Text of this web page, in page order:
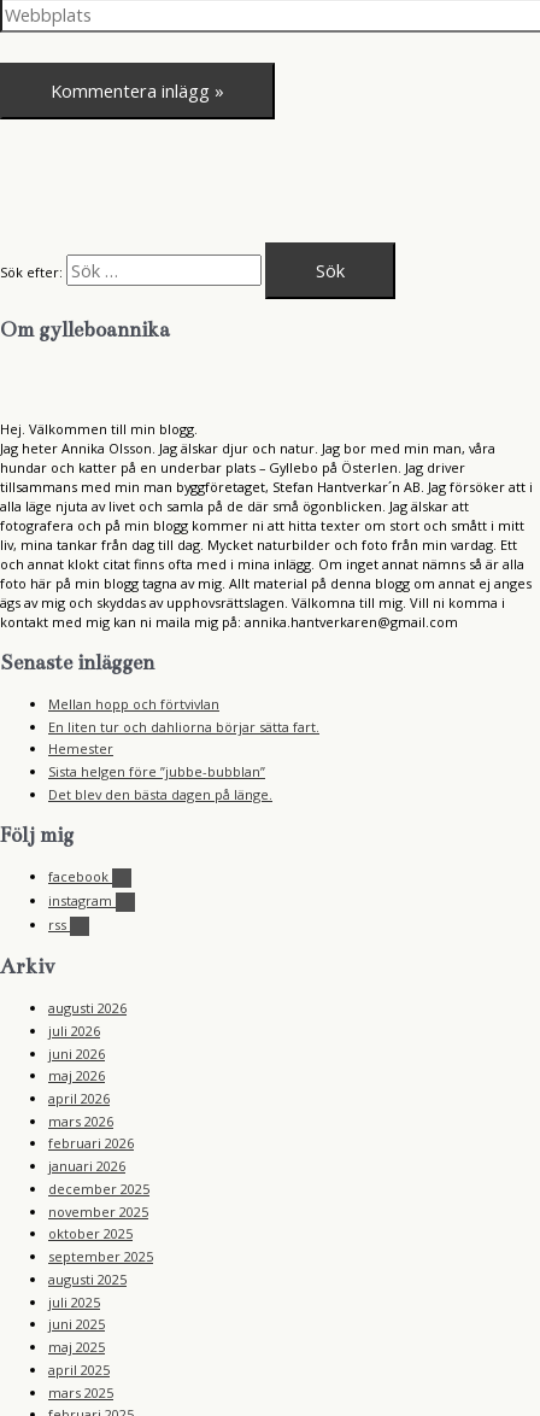
Sök efter:
Om gylleboannika
Hej. Välkommen till min blogg.
Jag heter Annika Olsson. Jag älskar djur och natur. Jag bor med min man, våra
hundar och katter på en underbar plats – Gyllebo på Österlen. Jag driver
tillsammans med min man byggföretaget, Stefan Hantverkar´n AB. Jag försöker att i
alla läge njuta av livet och samla på de där små ögonblicken. Jag älskar att
fotografera och på min blogg kommer ni att hitta texter om stort och smått i mitt
liv, mina tankar från dag till dag. Mycket naturbilder och foto från min vardag. Ett
och annat klokt citat finns ofta med i mina inlägg. Om inget annat nämns så är alla
foto här på min blogg tagna av mig. Allt material på denna blogg om annat ej anges
ägs av mig och skyddas av upphovsrättslagen. Välkomna till mig. Vill ni komma i
kontakt med mig kan ni maila mig på: annika.hantverkaren@gmail.com
Senaste inläggen
Mellan hopp och förtvivlan
En liten tur och dahliorna börjar sätta fart.
Hemester
Sista helgen före ”jubbe-bubblan”
Det blev den bästa dagen på länge.
Följ mig
facebook
instagram
rss
Arkiv
augusti 2026
juli 2026
juni 2026
maj 2026
april 2026
mars 2026
februari 2026
januari 2026
december 2025
november 2025
oktober 2025
september 2025
augusti 2025
juli 2025
juni 2025
maj 2025
april 2025
mars 2025